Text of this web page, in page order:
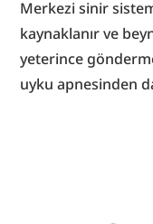
Merkezi sinir
kaynaklanır ve
yeterince
uyku apnesinden